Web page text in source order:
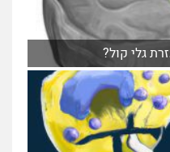
גלי קול?